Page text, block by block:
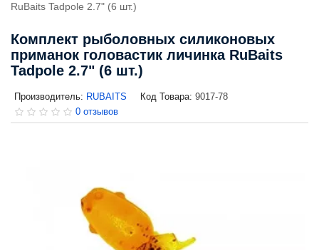
RuBaits Tadpole 2.7" (6 шт.)
Комплект рыболовных силиконовых
приманок головастик личинка RuBaits
Tadpole 2.7" (6 шт.)
Производитель: RUBAITS Код Товара: 9017-78
0 отзывов